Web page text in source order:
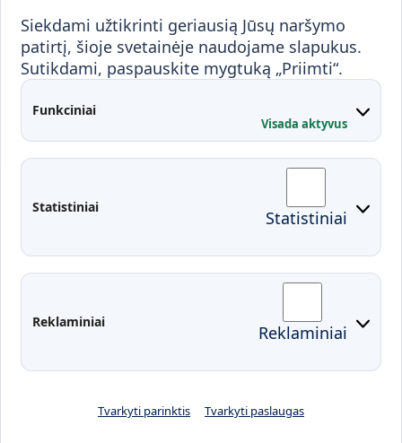
Siekdami užtikrinti geriausią Jūsų naršymo
patirtį, šioje svetainėje naudojame slapukus.
Sutikdami, paspauskite mygtuką „Priimti“.
Funkciniai
Visada aktyvus
Statistiniai Statistiniai
Reklaminiai Reklaminiai
Tvarkyti parinktis Tvarkyti paslaugas
Visuomenei ir verslui
Mokymai ir konsultavimas
Partnerystės
Karjera
Kontaktai
Administracija
Fakultetai
Studentų atstovybė
Moodle
EDINA
Pasirengimas ekstremaliai